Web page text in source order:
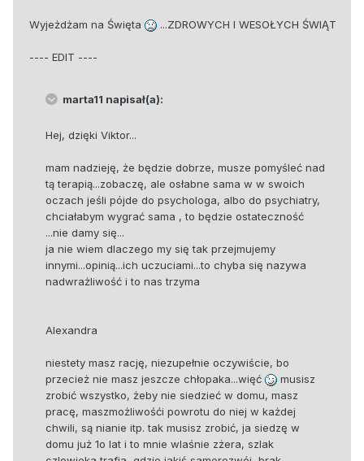
Wyjeżdżam na Święta ...ZDROWYCH I WESOŁYCH ŚWIĄT
---- EDIT ----
marta11 napisał(a):
Hej, dzięki Viktor...
mam nadzieję, że będzie dobrze, musze pomyśleć nad
tą terapią...zobaczę, ale osłabne sama w w swoich
oczach jeśli pójde do psychologa, albo do psychiatry,
chciałabym wygrać sama , to będzie ostateczność
...nie damy się...
ja nie wiem dlaczego my się tak przejmujemy
innymi...opinią...ich uczuciami...to chyba się nazywa
nadwrażliwość i to nas trzyma
Alexandra
niestety masz rację, niezupełnie oczywiście, bo
przecież nie masz jeszcze chłopaka...więć
musisz
zrobić wszystko, żeby nie siedzieć w domu, masz
pracę, maszmożliwośći powrotu do niej w każdej
chwili, są nianie itp. tak musisz zrobić, ja siedzę w
domu już 1o lat i to mnie wlaśnie zżera, szlak